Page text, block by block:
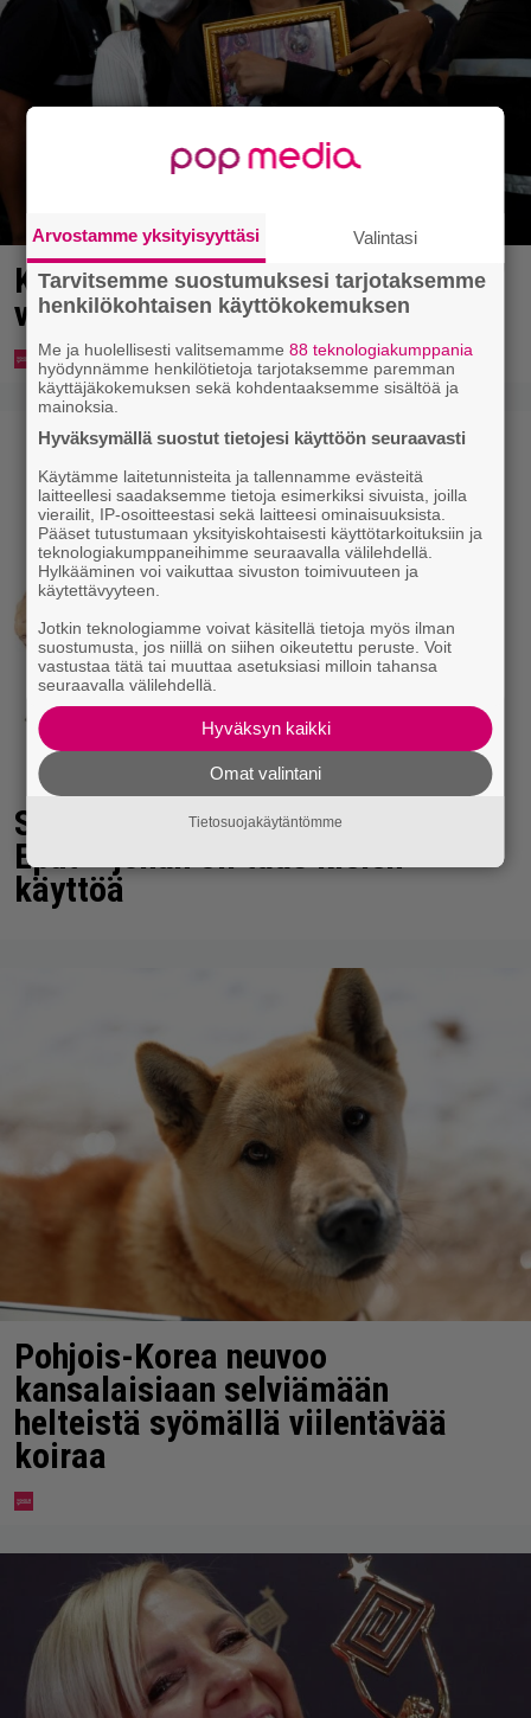
Kouluampuminen Thaimaassa
vaati uuden uhrin
Seiska: Laulaja Frederik lyttäsi
Eput – johan oli taas kielen
käyttöä
Pohjois-Korea neuvoo
kansalaisiaan selviämään
helteistä syömällä viilentävää
koiraa
Arvostamme yksityisyyttäsi Valintasi
Tarvitsemme suostumuksesi tarjotaksemme
henkilökohtaisen käyttökokemuksen
Me ja huolellisesti valitsemamme88 teknologiakumppania
hyödynnämme henkilötietoja tarjotaksemme paremman
käyttäjäkokemuksen sekä kohdentaaksemme sisältöä ja
mainoksia.
Hyväksymällä suostut tietojesi käyttöön seuraavasti
Käytämme laitetunnisteita ja tallennamme evästeitä
laitteellesi saadaksemme tietoja esimerkiksi sivuista, joilla
vierailit, IP-osoitteestasi sekä laitteesi ominaisuuksista.
Pääset tutustumaan yksityiskohtaisesti käyttötarkoituksiin ja
teknologiakumppaneihimme seuraavalla välilehdellä.
Hylkääminen voi vaikuttaa sivuston toimivuuteen ja
käytettävyyteen.
Jotkin teknologiamme voivat käsitellä tietoja myös ilman
suostumusta, jos niillä on siihen oikeutettu peruste. Voit
vastustaa tätä tai muuttaa asetuksiasi milloin tahansa
seuraavalla välilehdellä.
Hyväksyn kaikki
Omat valintani
Tietosuojakäytäntömme